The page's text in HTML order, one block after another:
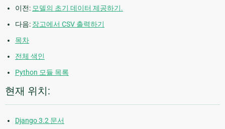
이전: 모델의 초기 데이터 제공하기.
다음: 장고에서 CSV 출력하기
목차
전체 색인
Python 모듈 목록
현재 위치:
Django 3.2 문서